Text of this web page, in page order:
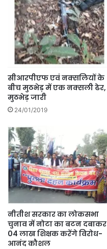
सीआरपीएफ एवं नक्सलियों के
बीच मुठभेड़ में एक नक्सली ढेर,
मुठभेड़ जारी
24/01/2019
नीतीश सरकार का लोकसभा
चुनाव में नोटा का बटन दबाकर
04 लाख शिक्षक करेंगे विरोध-
आनंद कौशल